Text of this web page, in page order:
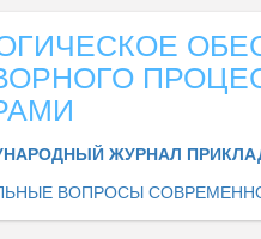
ЖУРНАЛ
ВОПРОСЫ